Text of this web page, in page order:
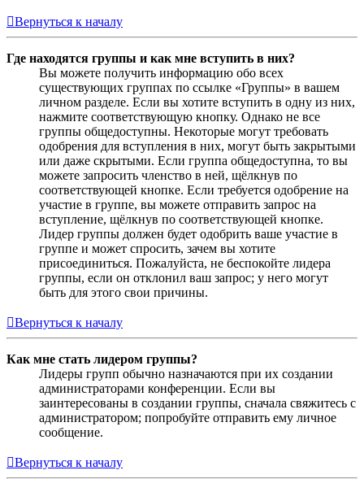
Вернуться к началу
Где находятся группы и как мне вступить в них?
Вы можете получить информацию обо всех
существующих группах по ссылке «Группы» в вашем
личном разделе. Если вы хотите вступить в одну из них,
нажмите соответствующую кнопку. Однако не все
группы общедоступны. Некоторые могут требовать
одобрения для вступления в них, могут быть закрытыми
или даже скрытыми. Если группа общедоступна, то вы
можете запросить членство в ней, щёлкнув по
соответствующей кнопке. Если требуется одобрение на
участие в группе, вы можете отправить запрос на
вступление, щёлкнув по соответствующей кнопке.
Лидер группы должен будет одобрить ваше участие в
группе и может спросить, зачем вы хотите
присоединиться. Пожалуйста, не беспокойте лидера
группы, если он отклонил ваш запрос; у него могут
быть для этого свои причины.
Вернуться к началу
Как мне стать лидером группы?
Лидеры групп обычно назначаются при их создании
администраторами конференции. Если вы
заинтересованы в создании группы, сначала свяжитесь с
администратором; попробуйте отправить ему личное
сообщение.
Вернуться к началу